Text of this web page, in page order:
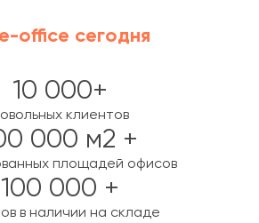
office сегодня
10 000+
клиентов
000 м2 +
площадей офисов
100 000 +
в наличии на складе